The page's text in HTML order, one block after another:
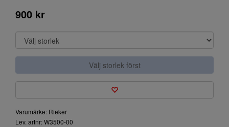
900 kr
Välj storlek först
Varumärke: Rieker
Lev. artnr: W3500-00